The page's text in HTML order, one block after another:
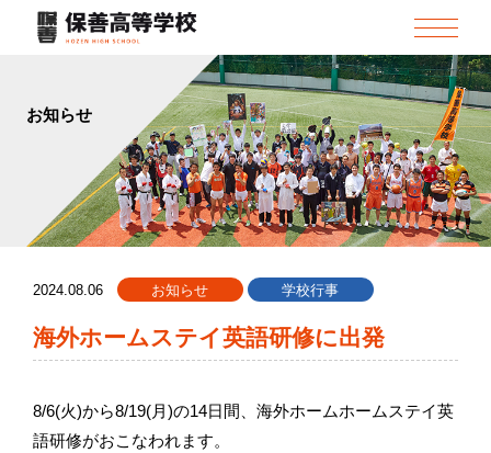
お知らせ
2024.08.06 お知らせ 学校行事
海外ホームステイ英語研修に出発
8/6(火)から8/19(月)の14日間、海外ホームホームステイ英
語研修がおこなわれます。